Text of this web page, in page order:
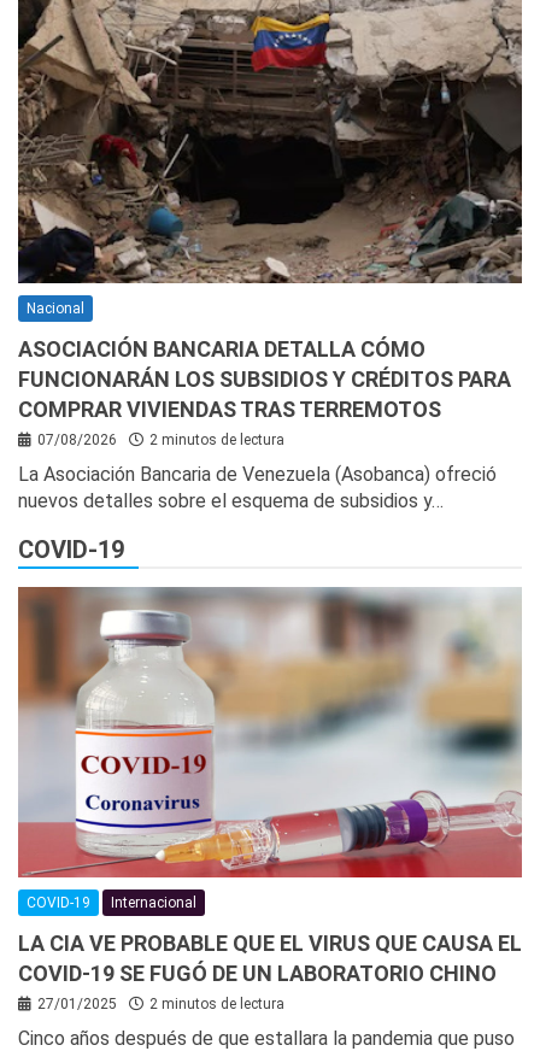
Nacional
ASOCIACIÓN BANCARIA DETALLA CÓMO
FUNCIONARÁN LOS SUBSIDIOS Y CRÉDITOS PARA
COMPRAR VIVIENDAS TRAS TERREMOTOS
07/08/2026 2 minutos de lectura
La Asociación Bancaria de Venezuela (Asobanca) ofreció
nuevos detalles sobre el esquema de subsidios y…
COVID-19
COVID-19 Internacional
LA CIA VE PROBABLE QUE EL VIRUS QUE CAUSA EL
COVID-19 SE FUGÓ DE UN LABORATORIO CHINO
27/01/2025 2 minutos de lectura
Cinco años después de que estallara la pandemia que puso